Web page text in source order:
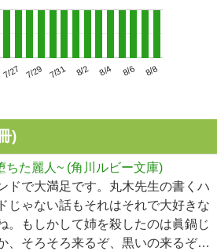
7/27 7/29 7/31 8/2 8/4 8/6 8/8
)
ちた麗人~ (角川ルビー文庫)
ドで大満足です。丸木先生の書くハ
じゃない話もそれはそれで大好きな
。もしかして姉を殺したのは眞鍋じ
、そろそろ来るぞ、黒いの来るぞ…